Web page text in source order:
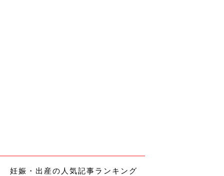
妊娠・出産の人気記事ランキング